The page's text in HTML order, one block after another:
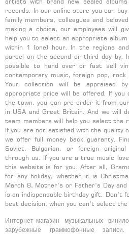
artists with brand new sealed
records. In our online store you can
family members, colleagues and
making a choice, our employees will
help you to select an appropriate
within 1 (one) hour. In the regions
parcel on the second or third day
possible to hand over or fast sell
contemporary music, foreign pop, rock
Your collection will be appraised
appropriate price will be offered. If you
the town, you can pre-order it from
in USA and Great Britain. And we will
team members will help you select the
If you are not satisfied with the quality
we offer full money back guaranty.
Soviet, Bulgarian, or foreign
through us. If you are a true music
this website is for you. After all,
for any holiday, whether it is
March 8, Mother’s or Father’s Day
is an indispensable birthday gift. Don’t
best decision, when you can’t select
Интернет-магазин музыкальных
зарубежные граммофонные